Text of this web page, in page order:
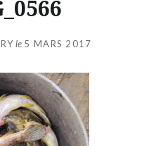
le 5 MARS 2017